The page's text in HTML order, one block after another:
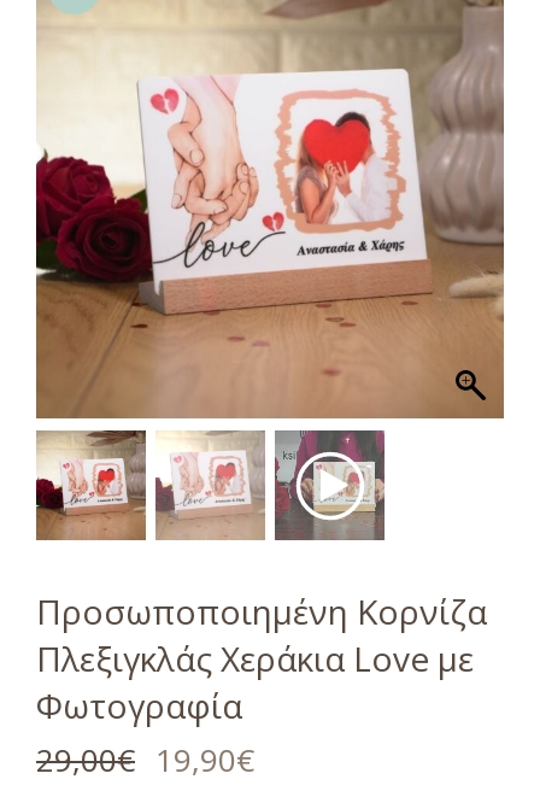
Προσωποποιημένη Κορνίζα
Πλεξιγκλάς Χεράκια Love με
Φωτογραφία
29,00€ 19,90€